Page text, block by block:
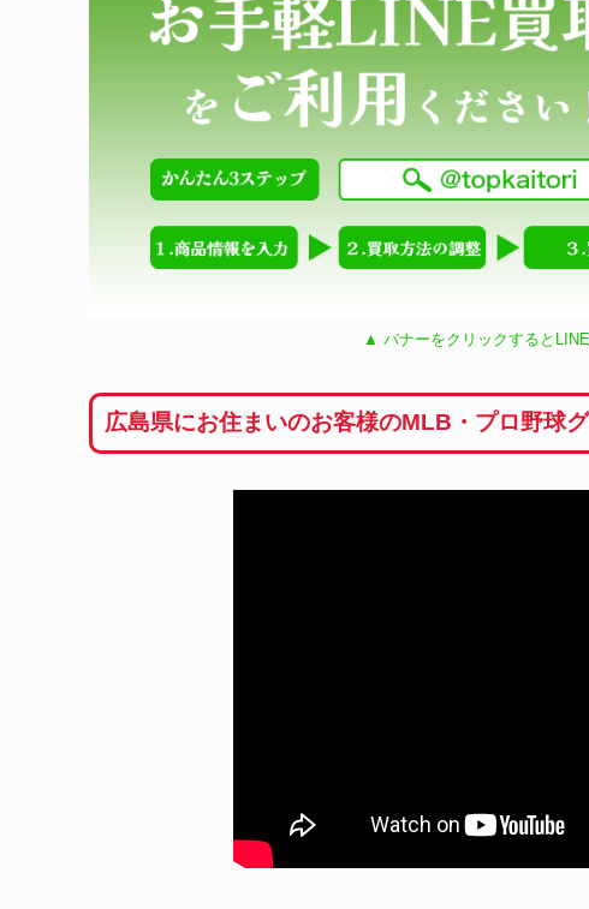
▲ バナーをクリックすると
広島県にお住まいのお客様のMLB・プロ野球